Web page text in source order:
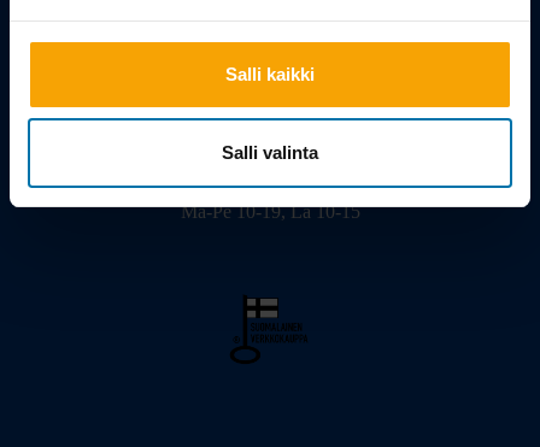
Salli kaikki
Salli valinta
Viilarinkatu 3, 20320 Turku
02 - 2322675
Myymälä avoinna:
Ma-Pe 10-19, La 10-15